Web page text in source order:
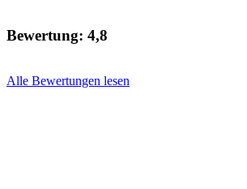
Bewertung: 4,8
Alle Bewertungen lesen